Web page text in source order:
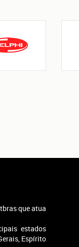
que atua
estados
Espírito